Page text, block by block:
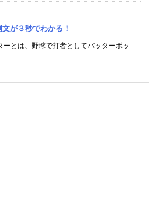
が３秒でわかる！
ーとは、野球で打者としてバッターボッ